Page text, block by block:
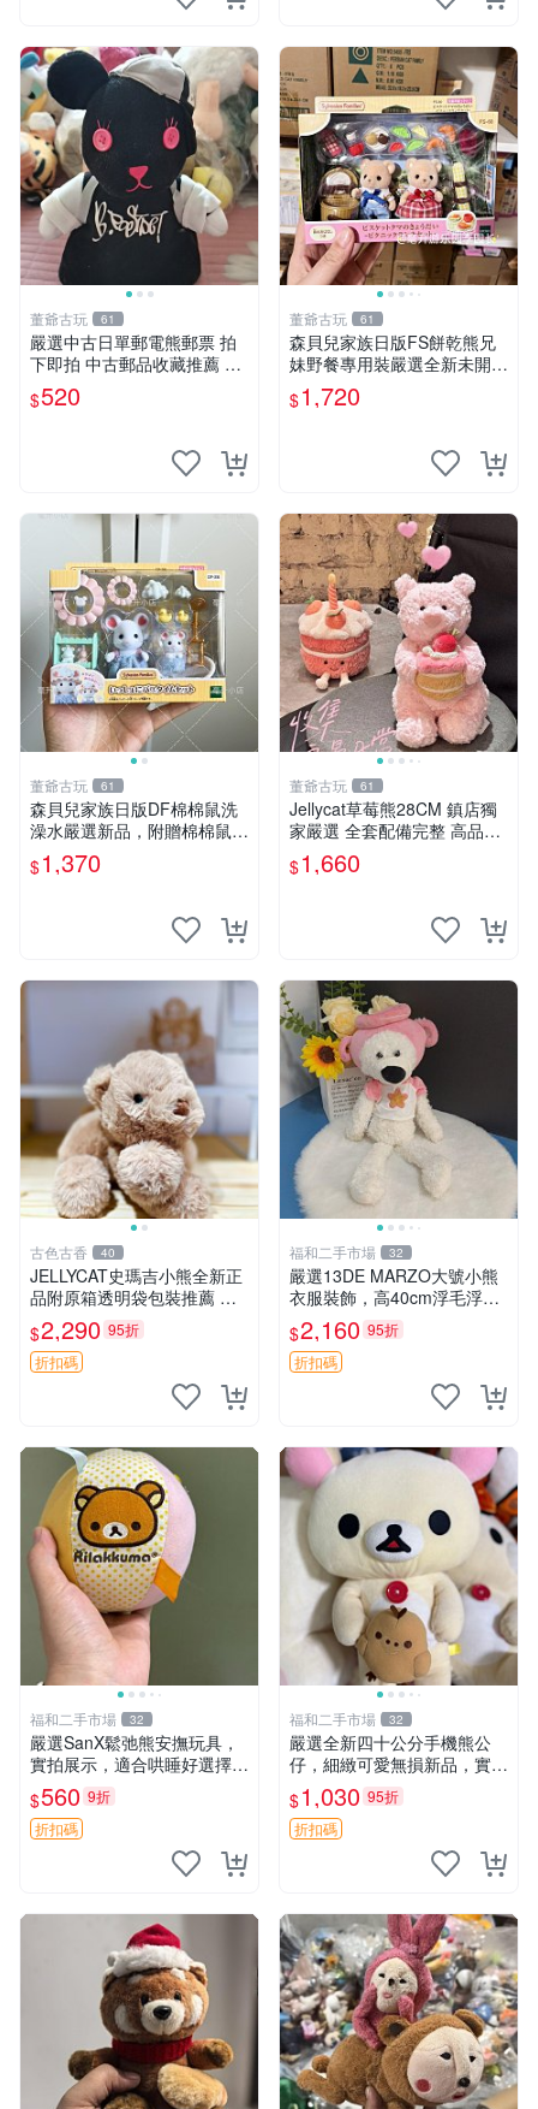
董爺古玩 61
嚴選中古日單郵電熊郵票 拍
下即拍 中古郵品收藏推薦 郵
票 郵電熊 日本
$520
董爺古玩 61
森貝兒家族日版FS餅乾熊兄
妹野餐專用裝嚴選全新未開
封，包含兩組大童款紙盒裝，
適合收藏與分享。 餅乾熊兄
$1,720
董爺古玩 61
森貝兒家族日版DF棉棉鼠洗
澡水嚴選新品，附贈棉棉鼠媽
媽與嬰兒及配件。-paper盒
裝，輕便設計方便攜帶。 棉
$1,370
董爺古玩 61
Jellycat草莓熊28CM 鎮店獨
家嚴選 全套配備完整 高品質
收藏好物 紋章 玩具熊 定制熊
$1,660
古色古香 40
JELLYCAT史瑪吉小熊全新正
品附原箱透明袋包裝推薦 透
明袋 包裝盒 史瑪吉小熊
$2,290 95折
折扣碼
福和二手市場 32
嚴選13DE MARZO大號小熊
衣服裝飾，高40cm浮毛浮
灰，詳觀後再拍。二手收藏請
珍惜。 13DE MARZO 二手
小熊 衣服裝飾
$2,160 95折
折扣碼
福和二手市場 32
嚴選SanX鬆弛熊安撫玩具，
實拍展示，適合哄睡好選擇
電腦玩具 安撫用品
$560 9折
折扣碼
福和二手市場 32
嚴選全新四十公分手機熊公
仔，細緻可愛無損新品，實拍
展現萌趣風采 潘朵拉 熊抱枕
$1,030 95折
折扣碼